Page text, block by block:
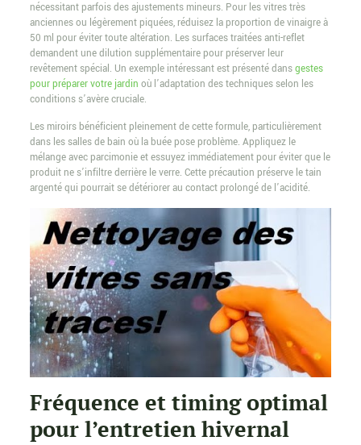
nécessitant parfois des ajustements mineurs. Pour les vitres très
anciennes ou légèrement piquées, réduisez la proportion de vinaigre à
50 ml pour éviter toute altération. Les surfaces traitées anti-reflet
demandent une dilution supplémentaire pour préserver leur
revêtement spécial. Un exemple intéressant est présenté dansgestes
pour préparer votre jardin où l’adaptation des techniques selon les
conditions s’avère cruciale.
Les miroirs bénéficient pleinement de cette formule, particulièrement
dans les salles de bain où la buée pose problème. Appliquez le
mélange avec parcimonie et essuyez immédiatement pour éviter que le
produit ne s’infiltre derrière le verre. Cette précaution préserve le tain
argenté qui pourrait se détériorer au contact prolongé de l’acidité.
Fréquence et timing optimal
pour l’entretien hivernal